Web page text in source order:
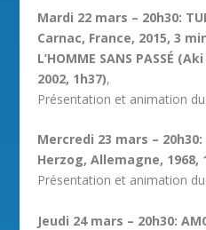
Mardi 22 mars – 20h30:
Carnac, France, 2015, 3
L’HOMME SANS PASSÉ
2002, 1h37),
Présentation et animation
Mercredi 23 mars – 20h30:
Herzog, Allemagne, 1968,
Présentation et animation
Jeudi 24 mars – 20h30: